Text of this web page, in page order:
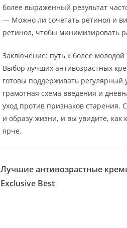
более выраженный результат
— Можно ли сочетать ретинол и
ретинол, чтобы минимизировать
Заключение: путь к более молодой
Выбор лучших антивозрастных
готовы поддерживать
грамотная схема введения и
уход против признаков старения.
и образу жизни, и вы увидите, как
ярче.
Лучшие антивозрастные
Exclusive Best